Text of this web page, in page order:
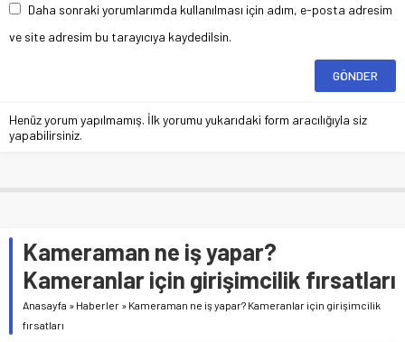
Daha sonraki yorumlarımda kullanılması için adım, e-posta adresim
ve site adresim bu tarayıcıya kaydedilsin.
Henüz yorum yapılmamış. İlk yorumu yukarıdaki form aracılığıyla siz
yapabilirsiniz.
Kameraman ne iş yapar?
Kameranlar için girişimcilik fırsatları
Anasayfa » Haberler » Kameraman ne iş yapar? Kameranlar için girişimcilik
fırsatları